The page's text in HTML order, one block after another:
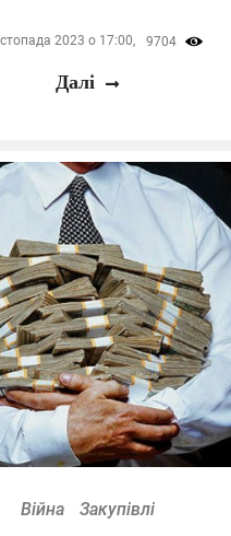
2023 о 17:00, 9704
Далі
Війна Закупівлі